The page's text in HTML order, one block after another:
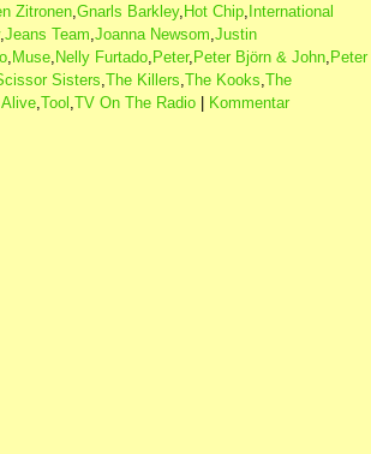
Zitronen Gnarls Barkley, Hot Chip International
, Jeans Team Joanna Newsom Justin
Muse Nelly Furtado Peter, Peter Björn & John Peter
Sisters The Killers The Kooks The
Tool TV On The Radio
Kommentar